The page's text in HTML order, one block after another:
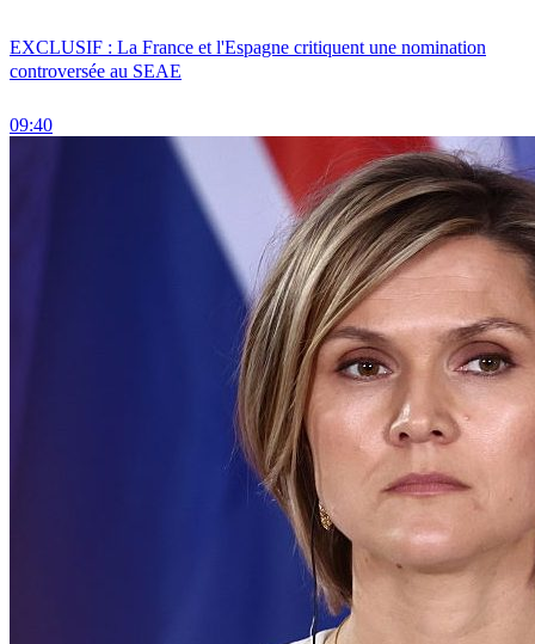
EXCLUSIF : La France et l'Espagne critiquent une nomination
controversée au SEAE
09:40